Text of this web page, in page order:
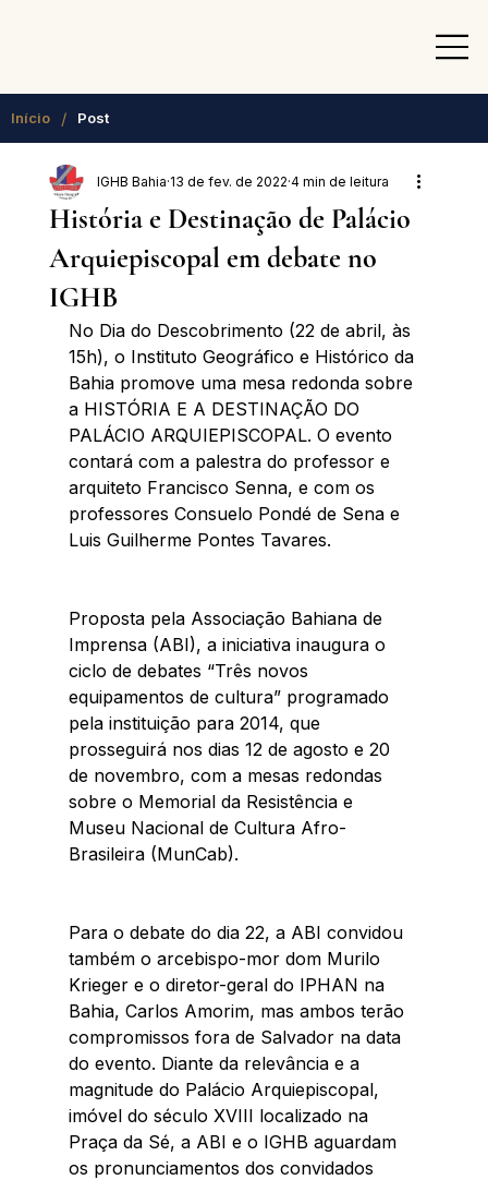
Início / Post
História e Destinação de Palácio
Arquiepiscopal em debate no
IGHB
IGHB Bahia 13 de fev. de 2022 4 min de leitura
No Dia do Descobrimento (22 de abril, às
15h), o Instituto Geográfico e Histórico da
Bahia promove uma mesa redonda sobre
a HISTÓRIA E A DESTINAÇÃO DO
PALÁCIO ARQUIEPISCOPAL. O evento
contará com a palestra do professor e
arquiteto Francisco Senna, e com os
professores Consuelo Pondé de Sena e
Luis Guilherme Pontes Tavares.
Proposta pela Associação Bahiana de
Imprensa (ABI), a iniciativa inaugura o
ciclo de debates “Três novos
equipamentos de cultura” programado
pela instituição para 2014, que
prosseguirá nos dias 12 de agosto e 20
de novembro, com a mesas redondas
sobre o Memorial da Resistência e
Museu Nacional de Cultura Afro-
Brasileira (MunCab).
Para o debate do dia 22, a ABI convidou
também o arcebispo-mor dom Murilo
Krieger e o diretor-geral do IPHAN na
Bahia, Carlos Amorim, mas ambos terão
compromissos fora de Salvador na data
do evento. Diante da relevância e a
magnitude do Palácio Arquiepiscopal,
imóvel do século XVIII localizado na
Praça da Sé, a ABI e o IGHB aguardam
os pronunciamentos dos convidados